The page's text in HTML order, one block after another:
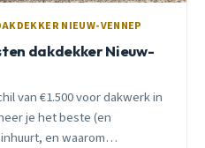
NIEUW-VENNEP
dakdekker Nieuw-
van €1.500 voor dakwerk in
je het beste (en
en waarom